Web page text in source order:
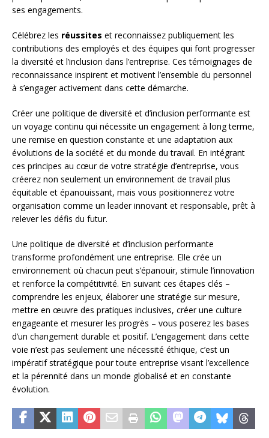
ses engagements.
Célébrez les réussites et reconnaissez publiquement les
contributions des employés et des équipes qui font progresser
la diversité et l’inclusion dans l’entreprise. Ces témoignages de
reconnaissance inspirent et motivent l’ensemble du personnel
à s’engager activement dans cette démarche.
Créer une politique de diversité et d’inclusion performante est
un voyage continu qui nécessite un engagement à long terme,
une remise en question constante et une adaptation aux
évolutions de la société et du monde du travail. En intégrant
ces principes au cœur de votre stratégie d’entreprise, vous
créerez non seulement un environnement de travail plus
équitable et épanouissant, mais vous positionnerez votre
organisation comme un leader innovant et responsable, prêt à
relever les défis du futur.
Une politique de diversité et d’inclusion performante
transforme profondément une entreprise. Elle crée un
environnement où chacun peut s’épanouir, stimule l’innovation
et renforce la compétitivité. En suivant ces étapes clés –
comprendre les enjeux, élaborer une stratégie sur mesure,
mettre en œuvre des pratiques inclusives, créer une culture
engageante et mesurer les progrès – vous poserez les bases
d’un changement durable et positif. L’engagement dans cette
voie n’est pas seulement une nécessité éthique, c’est un
impératif stratégique pour toute entreprise visant l’excellence
et la pérennité dans un monde globalisé et en constante
évolution.